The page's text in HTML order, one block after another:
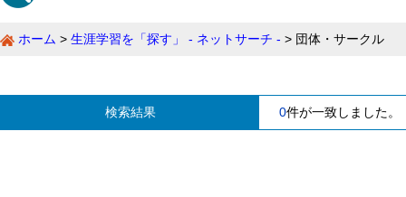
ホーム 生涯学習を「探す」 - ネットサーチ - 団体・サークル
検索結果 0件が一致しました。